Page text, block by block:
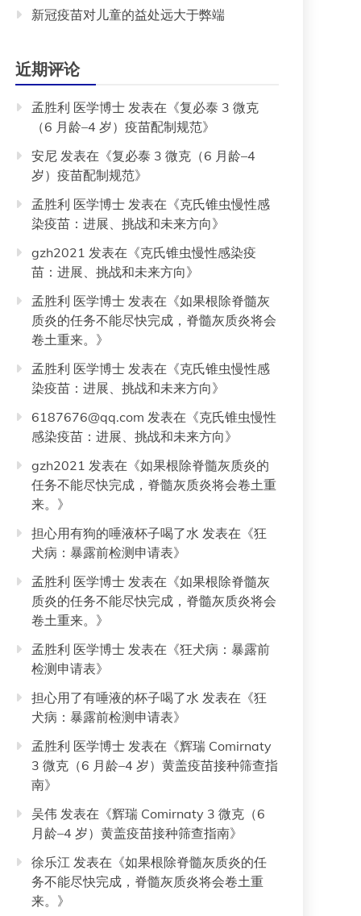
新冠疫苗对儿童的益处远大于弊端
近期评论
孟胜利 医学博士 发表在《复必泰 3 微克
（6 月龄–4 岁）疫苗配制规范》
安尼 发表在《复必泰 3 微克（6 月龄–4
岁）疫苗配制规范》
孟胜利 医学博士 发表在《克氏锥虫慢性感
染疫苗：进展、挑战和未来方向》
gzh2021 发表在《克氏锥虫慢性感染疫
苗：进展、挑战和未来方向》
孟胜利 医学博士 发表在《如果根除脊髓灰
质炎的任务不能尽快完成，脊髓灰质炎将会
卷土重来。 》
孟胜利 医学博士 发表在《克氏锥虫慢性感
染疫苗：进展、挑战和未来方向》
6187676@qq.com 发表在《克氏锥虫慢性
感染疫苗：进展、挑战和未来方向》
gzh2021 发表在《如果根除脊髓灰质炎的
任务不能尽快完成，脊髓灰质炎将会卷土重
来。 》
担心用有狗的唾液杯子喝了水 发表在《狂
犬病：暴露前检测申请表》
孟胜利 医学博士 发表在《如果根除脊髓灰
质炎的任务不能尽快完成，脊髓灰质炎将会
卷土重来。 》
孟胜利 医学博士 发表在《狂犬病：暴露前
检测申请表》
担心用了有唾液的杯子喝了水 发表在《狂
犬病：暴露前检测申请表》
孟胜利 医学博士 发表在《辉瑞 Comirnaty
3 微克（6 月龄–4 岁）黄盖疫苗接种筛查指
南》
吴伟 发表在《辉瑞 Comirnaty 3 微克（6
月龄–4 岁）黄盖疫苗接种筛查指南》
徐乐江 发表在《如果根除脊髓灰质炎的任
务不能尽快完成，脊髓灰质炎将会卷土重
来。 》